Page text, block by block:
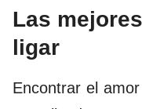
Las
ligar
Encontrar el